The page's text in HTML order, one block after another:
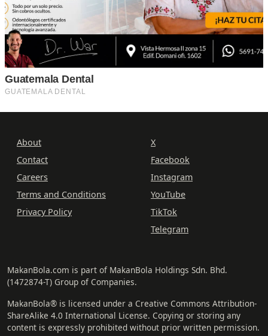
About
Contact
Careers
Terms and Conditions
Privacy Policy
X
Facebook
Instagram
YouTube
TikTok
Telegram
MakanBola.com is part of MakanBola Holdings Sdn. Bhd.
(1472874-T) Group of Companies.
MakanBola® is licensed under a Creative Commons Attribution-
ShareAlike 4.0 International License. Copying or storing any
content is expressly prohibited without prior written permission.